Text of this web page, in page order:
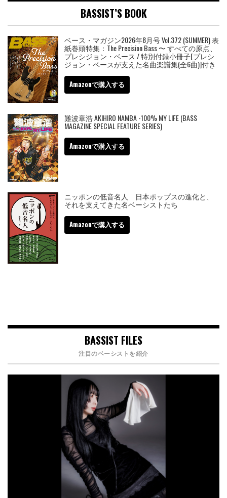
BASSIST’S BOOK
ベース・マガジン2026年8月号 Vol.372 (SUMMER) 表
紙巻頭特集：The Precision Bass 〜 すべての原点、
プレシジョン・ベース / 特別付録小冊子[プレシ
ジョン・ベースが支えた名曲楽譜集(全6曲)]付き
Amazonで購入する
難波章浩 AKIHIRO NAMBA -100% MY LIFE (BASS
MAGAZINE SPECIAL FEATURE SERIES)
Amazonで購入する
ニッポンの低音名人 日本ポップスの進化と、
それを支えてきた名ベーシストたち
Amazonで購入する
BASSIST FILES
注目のベーシストを紹介